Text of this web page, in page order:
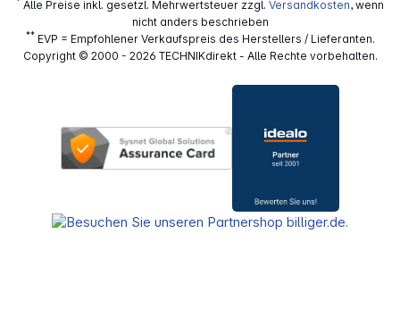
Alle Preise inkl. gesetzl. Mehrwertsteuer zzgl. Versandkosten, wenn
nicht anders beschrieben
**EVP = Empfohlener Verkaufspreis des Herstellers / Lieferanten.
Copyright © 2000 - 2026 TECHNIKdirekt - Alle Rechte vorbehalten.